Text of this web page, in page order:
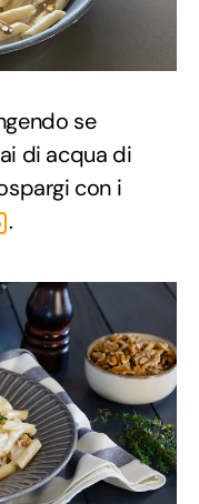
se
di acqua di
con i
.